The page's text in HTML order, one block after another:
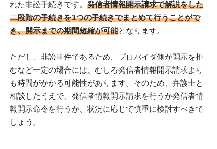
れた非訟手続きです。 発信者情報開示請求で解説をした
二段階の手続きを1つの手続きでまとめて行うことがで
き、開示までの期間短縮が可能となります。
ただし、非訟事件であるため、プロバイダ側が開示を拒
むなど一定の場合には、むしろ発信者情報開示請求より
も時間がかかる可能性があります。そのため、弁護士と
相談したうえで、発信者情報開示請求を行うか発信者情
報開示命令を行うか、状況に応じて慎重に検討すべきで
しょう。